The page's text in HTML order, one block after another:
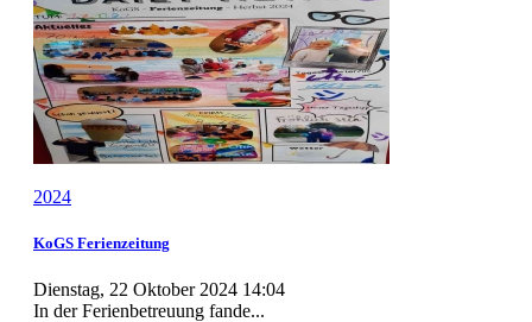
2024
KoGS Ferienzeitung
Dienstag, 22 Oktober 2024 14:04
In der Ferienbetreuung fande...